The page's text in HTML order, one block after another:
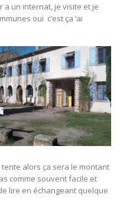
a un internat, je visite et je
oui c’est ça ‘ai
alors ça sera le montant
comme souvent facile et
lire en échangeant quelque